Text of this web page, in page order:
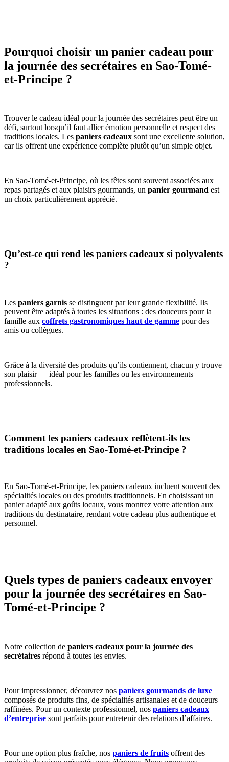
Pourquoi choisir un panier cadeau pour
la journée des secrétaires en Sao-Tomé-
et-Principe ?
Trouver le cadeau idéal pour la journée des secrétaires peut être un
défi, surtout lorsqu’il faut allier émotion personnelle et respect des
traditions locales. Les paniers cadeaux sont une excellente solution,
car ils offrent une expérience complète plutôt qu’un simple objet.
En Sao-Tomé-et-Principe, où les fêtes sont souvent associées aux
repas partagés et aux plaisirs gourmands, un panier gourmand est
un choix particulièrement apprécié.
Qu’est-ce qui rend les paniers cadeaux si polyvalents
?
Les paniers garnis se distinguent par leur grande flexibilité. Ils
peuvent être adaptés à toutes les situations : des douceurs pour la
famille aux coffrets gastronomiques haut de gamme pour des
amis ou collègues.
Grâce à la diversité des produits qu’ils contiennent, chacun y trouve
son plaisir — idéal pour les familles ou les environnements
professionnels.
Comment les paniers cadeaux reflètent-ils les
traditions locales en Sao-Tomé-et-Principe ?
En Sao-Tomé-et-Principe, les paniers cadeaux incluent souvent des
spécialités locales ou des produits traditionnels. En choisissant un
panier adapté aux goûts locaux, vous montrez votre attention aux
traditions du destinataire, rendant votre cadeau plus authentique et
personnel.
Quels types de paniers cadeaux envoyer
pour la journée des secrétaires en Sao-
Tomé-et-Principe ?
Notre collection de paniers cadeaux pour la journée des
secrétaires répond à toutes les envies.
Pour impressionner, découvrez nos paniers gourmands de luxe
composés de produits fins, de spécialités artisanales et de douceurs
raffinées. Pour un contexte professionnel, nos paniers cadeaux
d’entreprise sont parfaits pour entretenir des relations d’affaires.
Pour une option plus fraîche, nos paniers de fruits offrent des